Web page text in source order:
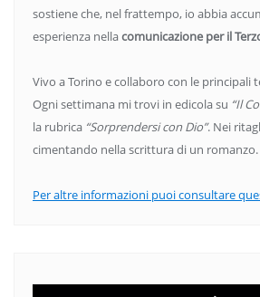
sostiene che, nel frattempo, io abbia
esperienza nellacomunicazione per il
Vivo a Torino e collaboro con le principali
Ogni settimana mi trovi in edicola su “Il
la rubrica “Sorprendersi con Dio”. Nei
cimentando nella scrittura di un romanzo.
Per altre informazioni puoi consultare